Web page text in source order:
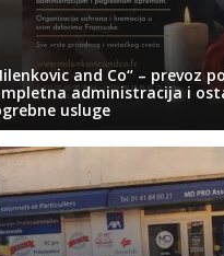
and Co“ – prevoz
administracija i
usluge